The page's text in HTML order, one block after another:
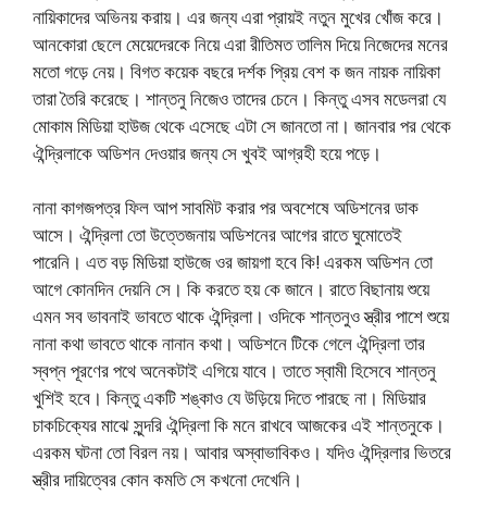
নায়িকাদের অভিনয় করায়। এর জন্য এরা প্রায়ই নতুন মুখের খোঁজ করে।
আনকোরা ছেলে মেয়েদেরকে নিয়ে এরা রীতিমত তালিম দিয়ে নিজেদের মনের
মতো গড়ে নেয়। বিগত কয়েক বছরে দর্শক প্রিয় বেশ ক জন নায়ক নায়িকা
তারা তৈরি করেছে। শান্তনু নিজেও তাদের চেনে। কিন্তু এসব মডেলরা যে
মোকাম মিডিয়া হাউজ থেকে এসেছে এটা সে জানতো না। জানবার পর থেকে
ঐন্দ্রিলাকে অডিশন দেওয়ার জন্য সে খুবই আগ্রহী হয়ে পড়ে।
নানা কাগজপত্র ফিল আপ সাবমিট করার পর অবশেষে অডিশনের ডাক
আসে। ঐন্দ্রিলা তো উত্তেজনায় অডিশনের আগের রাতে ঘুমোতেই
পারেনি। এত বড় মিডিয়া হাউজে ওর জায়গা হবে কি! এরকম অডিশন তো
আগে কোনদিন দেয়নি সে। কি করতে হয় কে জানে। রাতে বিছানায় শুয়ে
এমন সব ভাবনাই ভাবতে থাকে ঐন্দ্রিলা। ওদিকে শান্তনুও স্ত্রীর পাশে শুয়ে
নানা কথা ভাবতে থাকে নানান কথা। অডিশনে টিকে গেলে ঐন্দ্রিলা তার
স্বপ্ন পূরণের পথে অনেকটাই এগিয়ে যাবে। তাতে স্বামী হিসেবে শান্তনু
খুশিই হবে। কিন্তু একটি শঙ্কাও যে উড়িয়ে দিতে পারছে না। মিডিয়ার
চাকচিক্যের মাঝে সুন্দরি ঐন্দ্রিলা কি মনে রাখবে আজকের এই শান্তনুকে।
এরকম ঘটনা তো বিরল নয়। আবার অস্বাভাবিকও। যদিও ঐন্দ্রিলার ভিতরে
স্ত্রীর দায়িত্বের কোন কমতি সে কখনো দেখেনি।